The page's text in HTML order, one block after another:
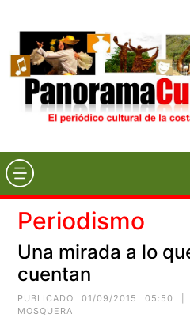
Periodismo
Una mirada a lo
cuentan
PUBLICADO 01/09/2015 05:50 |
MOSQUERA